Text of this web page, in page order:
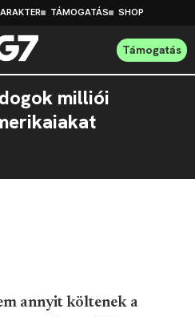
TÁMOGATÁS SHOP
Támogatás
milliói
annyit költenek a